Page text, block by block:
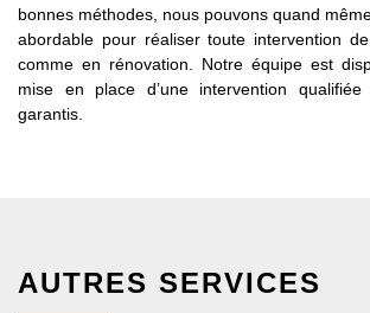
bonnes méthodes, nous pouvons quand
abordable pour réaliser toute intervention
comme en rénovation. Notre équipe est
mise en place d’une intervention
garantis.
AUTRES SERVICES